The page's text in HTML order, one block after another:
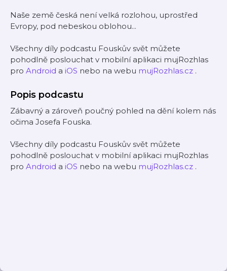
Naše země česká není velká rozlohou, uprostřed
Evropy, pod nebeskou oblohou...
Všechny díly podcastu Fouskův svět můžete
pohodlně poslouchat v mobilní aplikaci mujRozhlas
pro Android a iOS nebo na webu mujRozhlas.cz .
Popis podcastu
Zábavný a zároveň poučný pohled na dění kolem nás
očima Josefa Fouska.
Všechny díly podcastu Fouskův svět můžete
pohodlně poslouchat v mobilní aplikaci mujRozhlas
pro Android a iOS nebo na webu mujRozhlas.cz .